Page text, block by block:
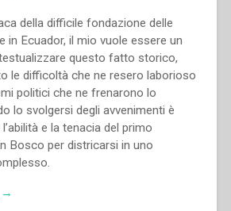
della difficile fondazione delle
in Ecuador, il mio vuole essere un
questo fatto storico,
le difficoltà che ne resero laborioso
politici che ne frenarono lo
lo svolgersi degli avvenimenti è
e la tenacia del primo
Bosco per districarsi in uno
“Juan
→